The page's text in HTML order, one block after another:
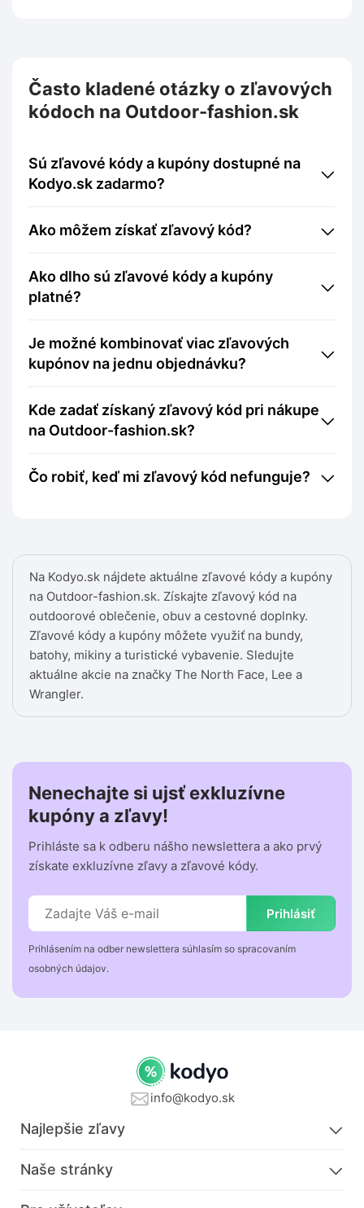
Na Kodyo.sk nájdete aktuálne zľavové kódy a kupóny
na Outdoor-fashion.sk. Získajte zľavový kód na
outdoorové oblečenie, obuv a cestovné doplnky.
Zľavové kódy a kupóny môžete využiť na bundy,
batohy, mikiny a turistické vybavenie. Sledujte
aktuálne akcie na značky The North Face, Lee a
Wrangler.
Často kladené otázky o zľavových
kódoch na Outdoor-fashion.sk
Sú zľavové kódy a kupóny dostupné na
Kodyo.sk zadarmo?
Ako môžem získať zľavový kód?
Ako dlho sú zľavové kódy a kupóny
platné?
Je možné kombinovať viac zľavových
kupónov na jednu objednávku?
Kde zadať získaný zľavový kód pri nákupe
na Outdoor-fashion.sk?
Čo robiť, keď mi zľavový kód nefunguje?
Nenechajte si ujsť exkluzívne
kupóny a zľavy!
Prihláste sa k odberu nášho newslettera a ako prvý
získate exkluzívne zľavy a zľavové kódy.
Prihlásiť
Prihlásením na odber newslettera súhlasím so spracovaním
osobných údajov.
info@kodyo.sk
Najlepšie zľavy
Naše stránky